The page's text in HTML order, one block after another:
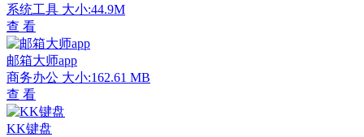
系统工具 大小:44.9M
查 看
邮箱大师app
商务办公 大小:162.61 MB
查 看
KK键盘